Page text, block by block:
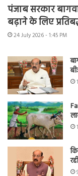
पंजाब सरकार
बढ़ाने के लिए
24 July 2026 - 1:45 PM